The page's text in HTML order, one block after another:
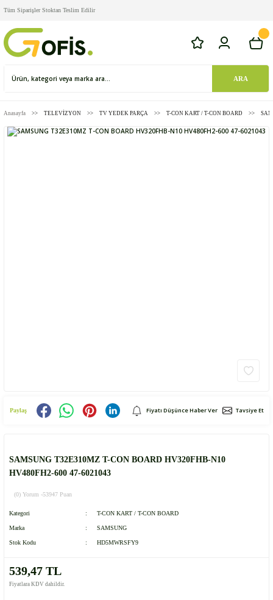
Tüm Siparişler Stoktan Teslim Edilir
ARA
Anasayfa TELEVİZYON TV YEDEK PARÇA T-CON KART / T-CON BOARD
Paylaş Fiyatı Düşünce Haber Ver Tavsiye Et
SAMSUNG T32E310MZ T-CON BOARD HV320FHB-N10
HV480FH2-600 47-6021043
(0) Yorum -53947 Puan
Kategori T-CON KART / T-CON BOARD
Marka SAMSUNG
Stok Kodu HD5MWRSFY9
539,47 TL
Fiyatlara KDV dahildir.